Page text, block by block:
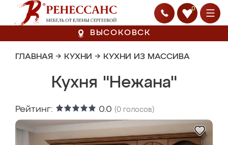
0
ВЫСОКОВСК
ГЛАВНАЯ → КУХНИ → КУХНИ ИЗ МАССИВА
Кухня "Нежана"
Рейтинг: 0.0 (0 голосов)